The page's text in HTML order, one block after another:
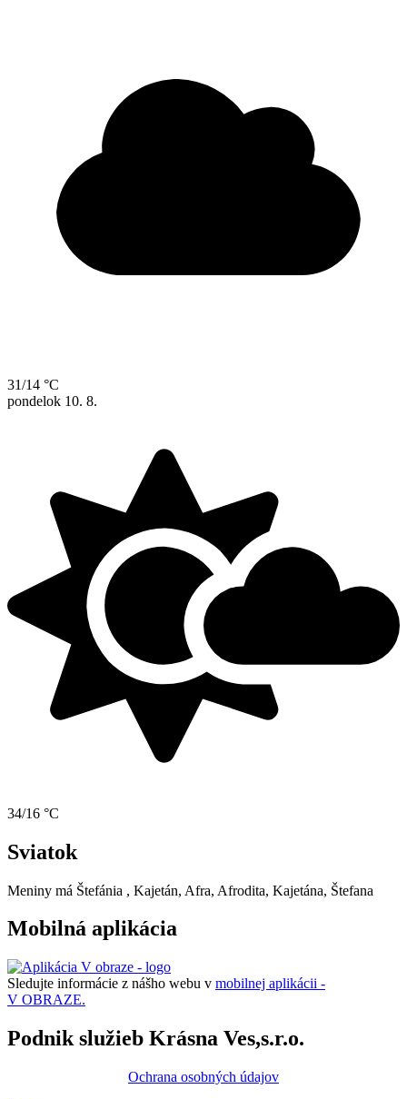
31/14 °C
pondelok 10. 8.
34/16 °C
Sviatok
Meniny má Štefánia , Kajetán, Afra, Afrodita, Kajetána, Štefana
Mobilná aplikácia
Sledujte informácie z nášho webu v mobilnej aplikácii -
V OBRAZE.
Podnik služieb Krásna Ves,s.r.o.
Ochrana osobných údajov